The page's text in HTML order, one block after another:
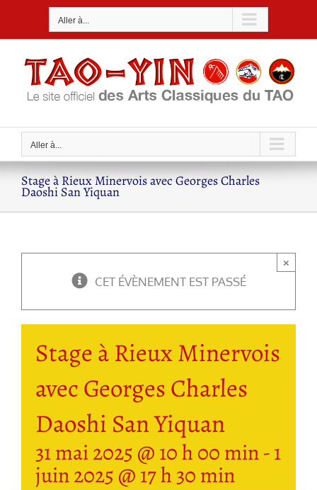
Aller à...
Aller à...
Stage à Rieux Minervois avec Georges Charles
Daoshi San Yiquan
CET ÉVÈNEMENT EST PASSÉ
×
Stage à Rieux Minervois
avec Georges Charles
Daoshi San Yiquan
31 mai 2025 @ 10 h 00 min-1
juin 2025 @ 17 h 30 min